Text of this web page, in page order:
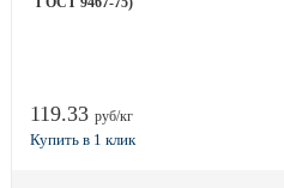
119.33 руб/кг